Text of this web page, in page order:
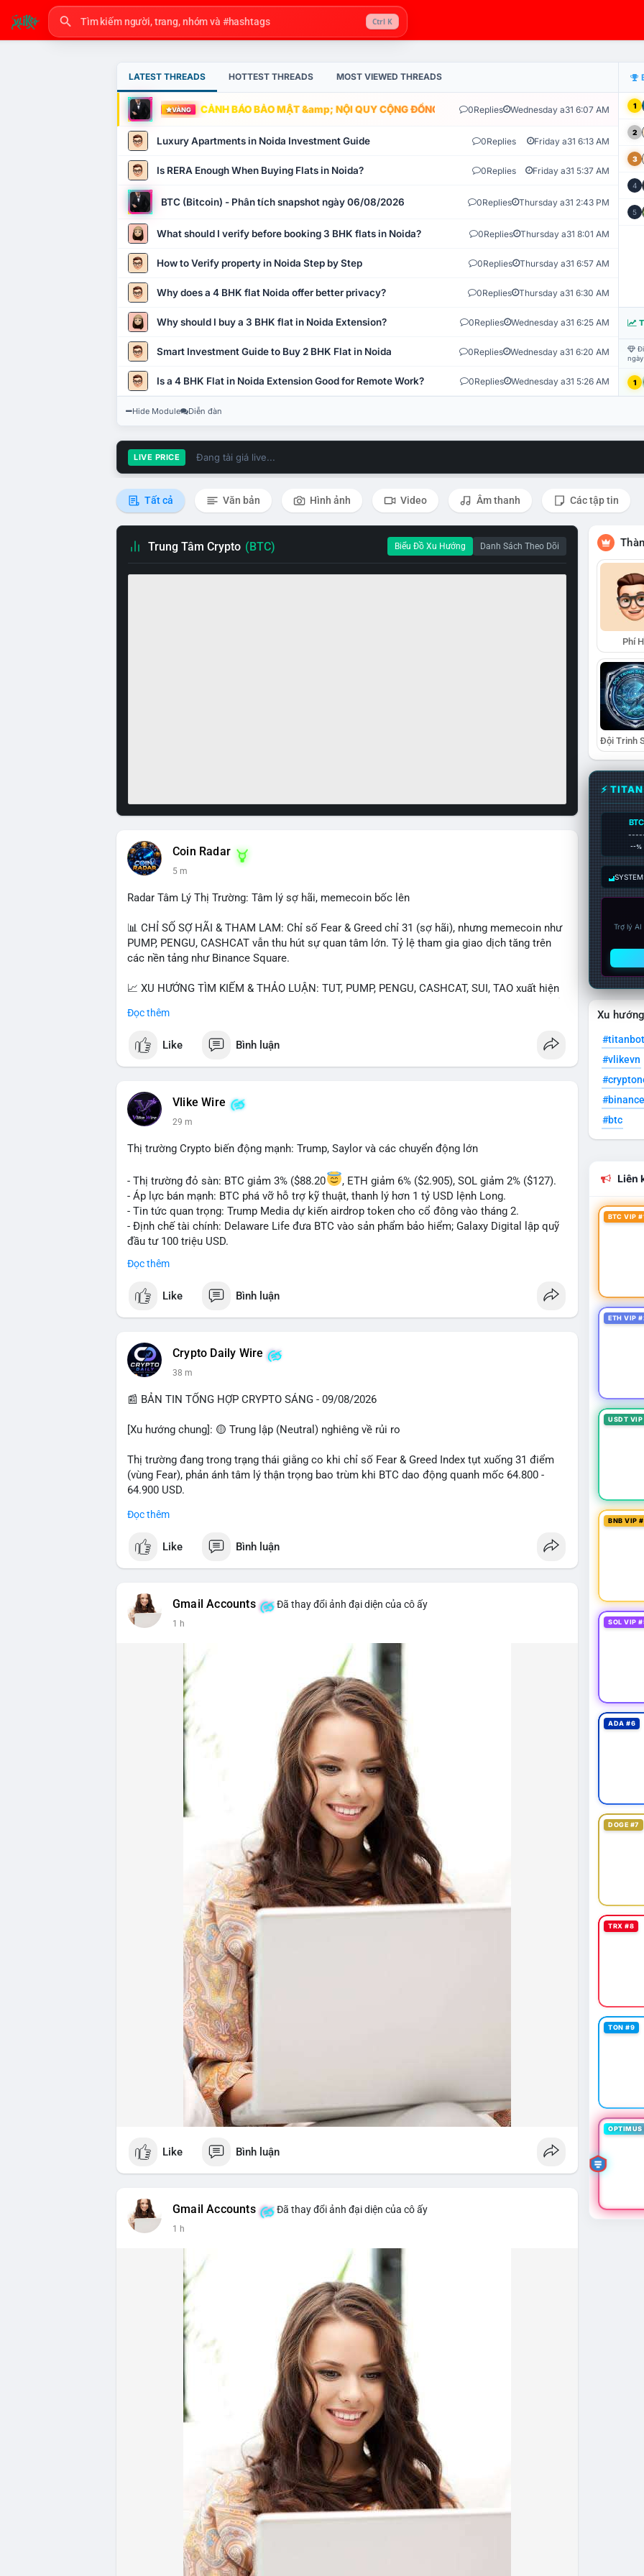
Ctrl K
LATEST THREADS HOTTEST THREADS MOST VIEWED THREADS
VÀNG CẢNH BÁO BẢO MẬT &amp; NỘI QUY CỘNG ĐỒNG VLIKE.VN: HỆ THỐNG GIÁM SÁT TỰ
0Replies Wednesday a31 6:07 AM
Luxury Apartments in Noida Investment Guide 0Replies Friday a31 6:13 AM
Is RERA Enough When Buying Flats in Noida? 0Replies Friday a31 5:37 AM
BTC (Bitcoin) - Phân tích snapshot ngày 06/08/2026 0Replies Thursday a31 2:43 PM
What should I verify before booking 3 BHK flats in Noida? 0Replies Thursday a31 8:01 AM
How to Verify property in Noida Step by Step 0Replies Thursday a31 6:57 AM
Why does a 4 BHK flat Noida offer better privacy? 0Replies Thursday a31 6:30 AM
Why should I buy a 3 BHK flat in Noida Extension? 0Replies Wednesday a31 6:25 AM
Smart Investment Guide to Buy 2 BHK Flat in Noida 0Replies Wednesday a31 6:20 AM
Is a 4 BHK Flat in Noida Extension Good for Remote Work? 0Replies Wednesday a31 5:26 AM
1
2
3
4
5
1
Hide Module Diễn đàn
LIVE PRICE Đang tải giá live...
Tất cả Văn bản Hình ảnh Video Âm thanh Các tập tin
Trung Tâm Crypto (BTC) Biểu Đồ Xu Hướng Danh Sách Theo Dõi
Coin Radar
5 m
Radar Tâm Lý Thị Trường: Tâm lý sợ hãi, memecoin bốc lên
📊 CHỈ SỐ SỢ HÃI & THAM LAM: Chỉ số Fear & Greed chỉ 31 (sợ hãi), nhưng memecoin như
PUMP, PENGU, CASHCAT vẫn thu hút sự quan tâm lớn. Tỷ lệ tham gia giao dịch tăng trên
các nền tảng như Binance Square.
📈 XU HƯỚNG TÌM KIẾM & THẢO LUẬN: TUT, PUMP, PENGU, CASHCAT, SUI, TAO xuất hiện
đề hấp dẫn. Bàn tán về SPCX và SAGA cũng hấp dẫn.
💬 DÒNG CHẢY TIN TỨC & TRUYỀN THÔNG: Bàn tán về "long SAGA", "short SPCX", và "đã
ngồi ăn ở khách sạn 5*" (từ bài đăng Binance Square). Tin tức về BIP-110 Bitcoin và SKR
💡 NHẬN ĐỊNH & KHUYẾN NGHỊ: Tâm lý thị trường phân cực. Sợ hãi do chỉ số thấp nhưng
xu hướng memecoin và tin tức tích cực (BTC ETF, SKR) tạo áp lực lên giá. Rủi ro từ các đề
nhân.
📊 Nguồn: Radar Tâm Lý Thị Trường
Đọc thêm
Like Bình luận
Vlike Wire
29 m
Thị trường Crypto biến động mạnh: Trump, Saylor và các chuyển động lớn
- Thị trường đỏ sàn: BTC giảm 3% ($88.20
, ETH giảm 6% ($2.905), SOL giảm 2% ($127).
- Áp lực bán mạnh: BTC phá vỡ hỗ trợ kỹ thuật, thanh lý hơn 1 tỷ USD lệnh Long.
- Tin tức quan trọng: Trump Media dự kiến airdrop token cho cổ đông vào tháng 2.
- Định chế tài chính: Delaware Life đưa BTC vào sản phẩm bảo hiểm; Galaxy Digital lập quỹ
đầu tư 100 triệu USD.
- Pháp lý: CEO Coinbase thúc đẩy khung pháp lý tại Davos; Bồ Đào Nha chặn Polymarket.
#binancesquare #cryptonews
$btc $eth $sol $xrp
#vlikevn #titanbot
📰 Nguồn: Decrypt
Đọc thêm
Like Bình luận
Crypto Daily Wire
38 m
📰 BẢN TIN TỔNG HỢP CRYPTO SÁNG - 09/08/2026
[Xu hướng chung]: 🟡 Trung lập (Neutral) nghiêng về rủi ro
Thị trường đang trong trạng thái giằng co khi chỉ số Fear & Greed Index tụt xuống 31 điểm
(vùng Fear), phản ánh tâm lý thận trọng bao trùm khi BTC dao động quanh mốc 64.800 -
64.900 USD.
- Thị trường & Giá cả: Hoạt động cá voi diễn ra mạnh mẽ với 7 giao dịch BTC lớn được ghi
BTC (5,89 triệu USD) và 89,97 BTC (5,82 triệu USD), cho thấy các tổ chức lớn đang tái cơ
cấu danh mục. Tuy nhiên, funding rate BTC chỉ ở mức 0,0043% với tổng thanh lý 24h đạt 6,16
- DeFi & Công nghệ: Tổng TVL DeFi đạt 143,06 tỷ USD, gần như đứng yên (tăng 0,14%).
Ethereum dẫn đầu với 41,85 tỷ USD nhưng tốc độ tăng trưởng chậm lại. Trong khi đó, tổng
vốn hóa Stablecoin đạt 306,95 tỷ USD, cho thấy nhà đầu tư đang giữ tiền mặt chờ đợi.
BTCPay Foundation xác nhận các node Lightning bị rút tiền và đã chặn truy cập từ xa để
- Quy định & Pháp lý: Brazil công bố quy định mới có hiệu lực từ 1/1/2027, yêu cầu tạm dừng
24h đối với các giao dịch crypto trên 10.000 USD chuyển sang nhà cung cấp nước ngoài
hoặc ví tự quản. Fork BIP-110 của Bitcoin khai thác thành công 2 block rồi dừng do thiếu
hashpower, khoảng cách giữa các block kéo dài nhiều giờ.
Lời khuyên từ chuyên gia: Thị trường đang trong giai đoạn tích lũy với tâm lý sợ hãi chiếm
ưu thế. Nhà đầu tư nên tránh FOMO, tập trung quản trị rủi ro và chờ đợi tín hiệu rõ ràng hơn
từ dòng vốn ETF (tuần tốt nhất kể từ tháng 4 với 1 tỷ USD) trước khi gia tăng vị thế.
Xem chi tiết các bài viết đầy đủ tại dòng thời gian của Vlike.vn!
#feargreedindex #bip110fork #brazilcryptoregulation
Đọc thêm
Like Bình luận
Gmail Accounts Đã thay đổi ảnh đại diện của cô ấy
1 h
Like Bình luận
Gmail Accounts Đã thay đổi ảnh đại diện của cô ấy
1 h
Phí
⚡
BTC
--%
Trợ lý
Xu
#titanbot
#vlikevn
#btc
Liên
BTC VIP
ETH VIP
USDT
BNB VIP
SOL VIP
ADA #6
DOGE #7
TRX #8
TON #9
OPTIMUS